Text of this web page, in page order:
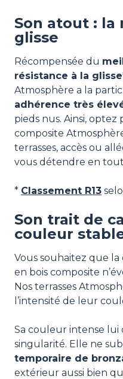
Son atout : la
glisse
Récompensée du
résistance à la
Atmosphère a la
adhérence très
pieds nus. Ainsi, optez
composite
terrasses, accès ou
vous détendre en
* Classement R13
Son trait de
couleur
Vous souhaitez que
en bois composite
Nos terrasses
l’intensité de leur
Sa couleur intense lui
singularité. Elle ne
temporaire de
extérieur aussi bien